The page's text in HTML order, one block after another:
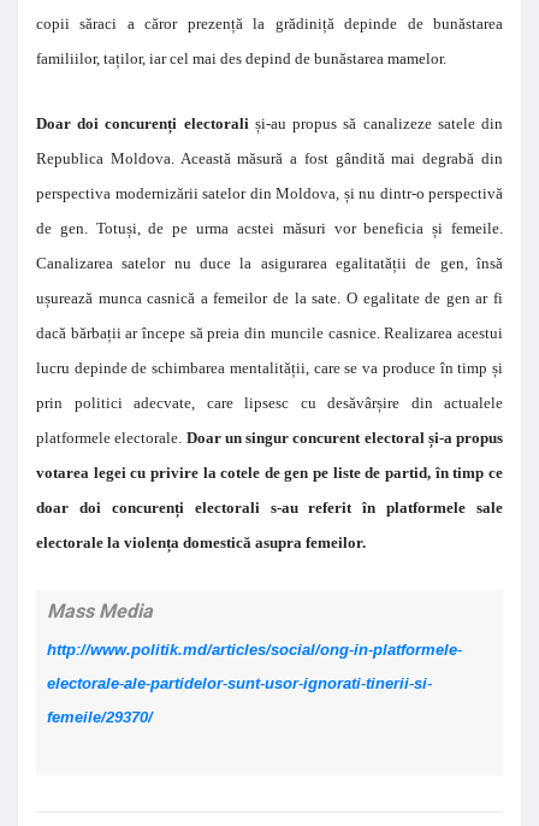
copii săraci a căror prezență la grădiniță depinde de bunăstarea
familiilor, taților, iar cel mai des depind de bunăstarea mamelor.
Doar doi concurenți electorali și-au propus să canalizeze satele din
Republica Moldova. Această măsură a fost gândită mai degrabă din
perspectiva modernizării satelor din Moldova, și nu dintr-o perspectivă
de gen. Totuși, de pe urma acstei măsuri vor beneficia și femeile.
Canalizarea satelor nu duce la asigurarea egalitatății de gen, însă
ușurează munca casnică a femeilor de la sate. O egalitate de gen ar fi
dacă bărbații ar începe să preia din muncile casnice. Realizarea acestui
lucru depinde de schimbarea mentalității, care se va produce în timp și
prin politici adecvate, care lipsesc cu desăvârșire din actualele
platformele electorale. Doar un singur concurent electoral și-a propus
votarea legei cu privire la cotele de gen pe liste de partid, în timp ce
doar doi concurenți electorali s-au referit în platformele sale
electorale la violența domestică asupra femeilor.
Mass Media
http://www.politik.md/articles/social/ong-in-platformele-
electorale-ale-partidelor-sunt-usor-ignorati-tinerii-si-
femeile/29370/